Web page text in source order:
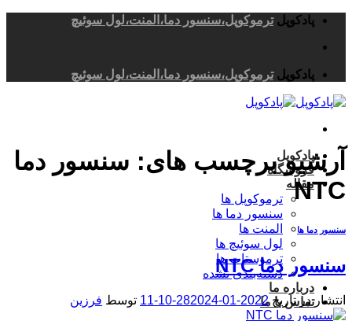
Skip
content
پادکوپلترموکوپل،سنسور دما،المنت،لول سوئیچ
پادکوپلترموکوپل،سنسور دما،المنت،لول سوئیچ
پادکوپل
فروشگاه
مقاله
ترموکوپل ها
سنسور دما ها
المنت ها
لول سوئیچ ها
ترموستات ها
دسته‌بندی نشده
درباره ما
تماس با ما
آرشیو برچسب های: سنسور دما
NTC
سنسور دما ها
سنسور دما NTC
انتشار در تاریخ2022-01-28
2024-10-11 توسط فرزین